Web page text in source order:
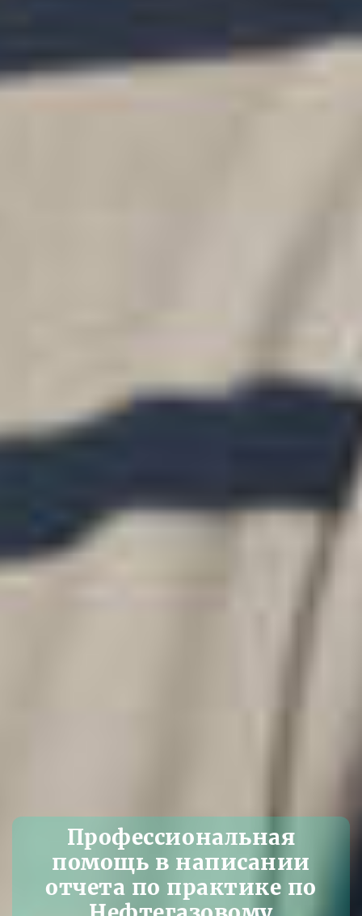
Профессиональная
помощь в написании
отчета по практике по